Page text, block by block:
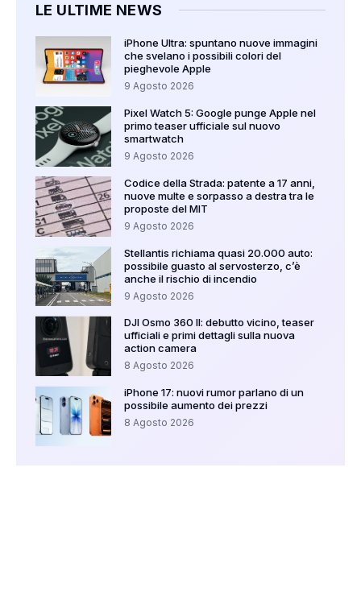
LE ULTIME NEWS
iPhone Ultra: spuntano nuove immagini
che svelano i possibili colori del
pieghevole Apple
9 Agosto 2026
Pixel Watch 5: Google punge Apple nel
primo teaser ufficiale sul nuovo
smartwatch
9 Agosto 2026
Codice della Strada: patente a 17 anni,
nuove multe e sorpasso a destra tra le
proposte del MIT
9 Agosto 2026
Stellantis richiama quasi 20.000 auto:
possibile guasto al servosterzo, c’è
anche il rischio di incendio
9 Agosto 2026
DJI Osmo 360 II: debutto vicino, teaser
ufficiali e primi dettagli sulla nuova
action camera
8 Agosto 2026
iPhone 17: nuovi rumor parlano di un
possibile aumento dei prezzi
8 Agosto 2026